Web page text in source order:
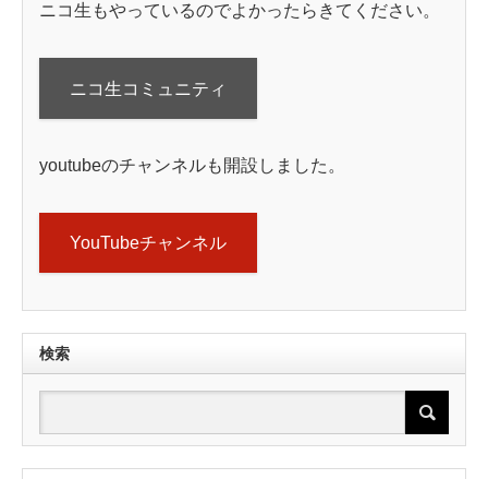
ニコ生もやっているのでよかったらきてください。
ニコ生コミュニティ
youtubeのチャンネルも開設しました。
YouTubeチャンネル
検索